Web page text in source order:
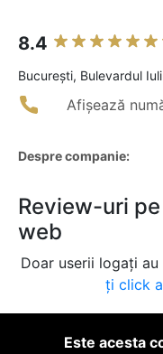
8.4
Bucureşti, Bulevardul
Afișează
Despre companie:
Review-uri
web
Doar userii logați
ți click
Este acesta